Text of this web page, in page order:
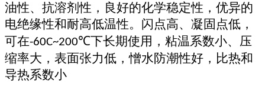
油性、抗溶剂性， 良好的化学稳定性，优异的
电绝缘性和耐高低温性。闪点高、凝固点低，
可在-60C~200℃下长期使用，粘温系数小、压
缩率大，表面张力低，憎水防潮性好，比热和
导热系数小